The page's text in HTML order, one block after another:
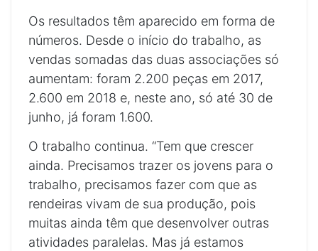
Os resultados têm aparecido em forma de
números. Desde o início do trabalho, as
vendas somadas das duas associações só
aumentam: foram 2.200 peças em 2017,
2.600 em 2018 e, neste ano, só até 30 de
junho, já foram 1.600.
O trabalho continua. “Tem que crescer
ainda. Precisamos trazer os jovens para o
trabalho, precisamos fazer com que as
rendeiras vivam de sua produção, pois
muitas ainda têm que desenvolver outras
atividades paralelas. Mas já estamos